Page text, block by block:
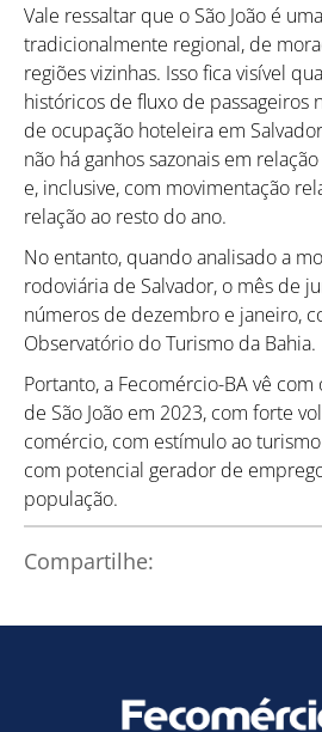
Vale ressaltar que o São João é
tradicionalmente regional, de
regiões vizinhas. Isso fica visível
históricos de fluxo de passageiros
de ocupação hoteleira em
não há ganhos sazonais em
e, inclusive, com movimentação
relação ao resto do ano.
No entanto, quando analisado a
rodoviária de Salvador, o mês de
números de dezembro e janeiro,
Observatório do Turismo da Bahia.
Portanto, a Fecomércio-BA vê
de São João em 2023, com forte
comércio, com estímulo ao
com potencial gerador de
população.
Compartilhe: